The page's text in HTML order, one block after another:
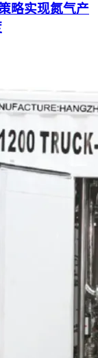
略实现氮气产